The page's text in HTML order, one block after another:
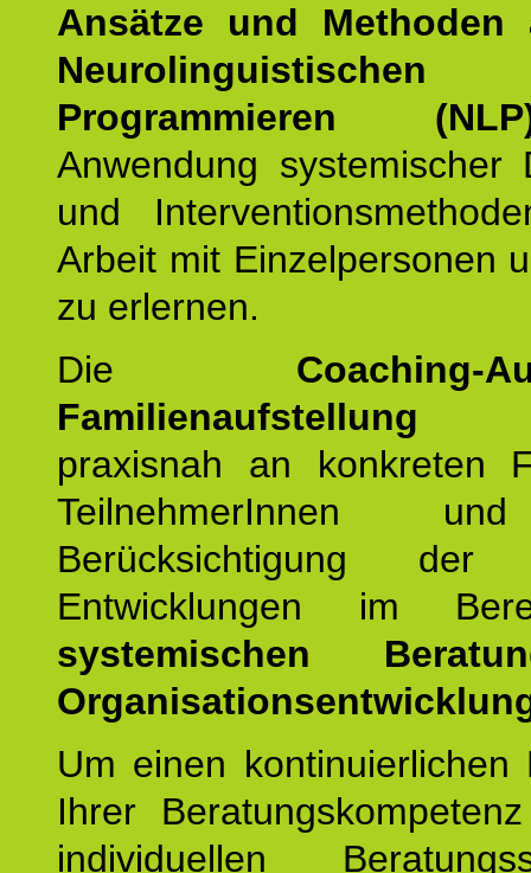
Ansätze und Methoden
Neurolinguistischen
Programmieren
Anwendung systemischer
und
Arbeit mit Einzelpersonen
zu erlernen.
Die Coaching-
Familienaufstellung
praxisnah an konkreten
TeilnehmerInnen
Berücksichtigung der
Entwicklungen im
systemischen
Um einen kontinuierlichen
Ihrer
individuellen